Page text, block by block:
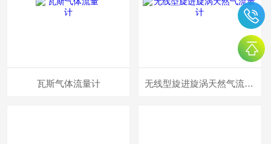
瓦斯气体流量计 无线型旋进旋涡天然气流量计